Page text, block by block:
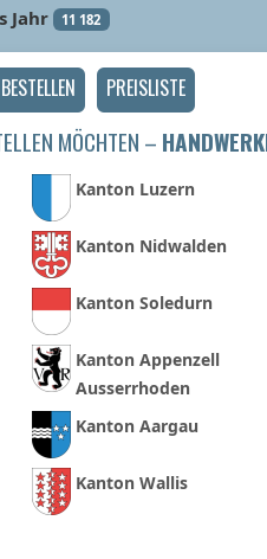
Jahr 11 182
BESTELLEN PREISLISTE
MÖCHTEN –
Kanton Luzern
Kanton Nidwalden
Kanton Soledurn
Kanton Appenzell
Ausserrhoden
Kanton Aargau
Kanton Wallis